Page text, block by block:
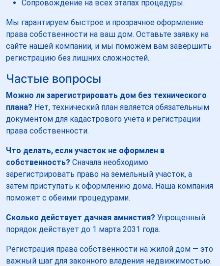
Сопровождение на всех этапах процедуры.
Мы гарантируем быстрое и прозрачное оформление
права собственности на ваш дом. Оставьте заявку на
сайте нашей компании, и мы поможем вам завершить
регистрацию без лишних сложностей.
Частые вопросы
Можно ли зарегистрировать дом без технического
плана? Нет, технический план является обязательным
документом для кадастрового учета и регистрации
права собственности.
Что делать, если участок не оформлен в
собственность? Сначала необходимо
зарегистрировать право на земельный участок, а
затем приступать к оформлению дома. Наша компания
поможет с обеими процедурами.
Сколько действует дачная амнистия? Упрощенный
порядок действует до 1 марта 2031 года.
Регистрация права собственности на жилой дом — это
важный шаг для законного владения недвижимостью.